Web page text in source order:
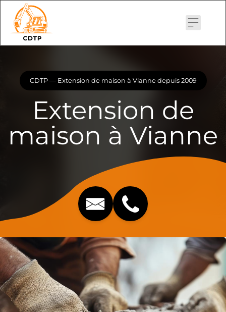
content
CDTP — Extension de maison à Vianne depuis 2009
Extension de
maison à Vianne